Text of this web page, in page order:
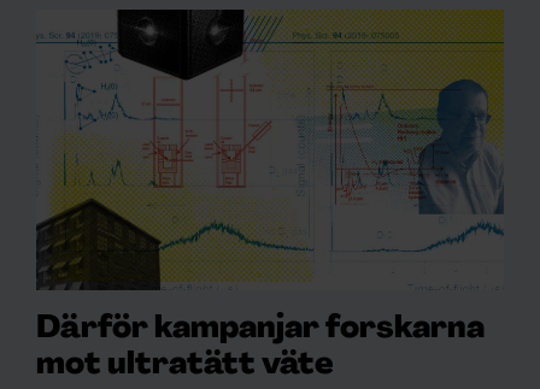
Därför kampanjar forskarna
mot ultratätt väte